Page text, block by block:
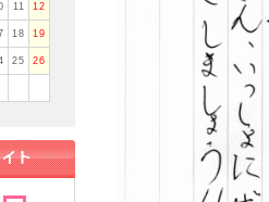
11 12
18 19
25 26